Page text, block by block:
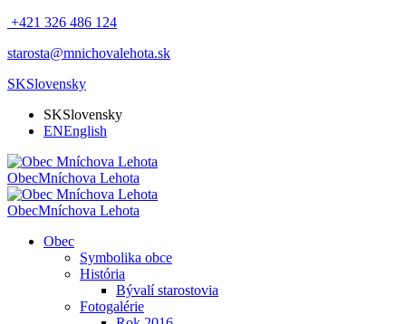
+421 326 486 124
starosta@mnichovalehota.sk
SKSlovensky
SKSlovensky
ENEnglish
ObecMníchova Lehota
ObecMníchova Lehota
Obec
Symbolika obce
História
Bývalí starostovia
Fotogalérie